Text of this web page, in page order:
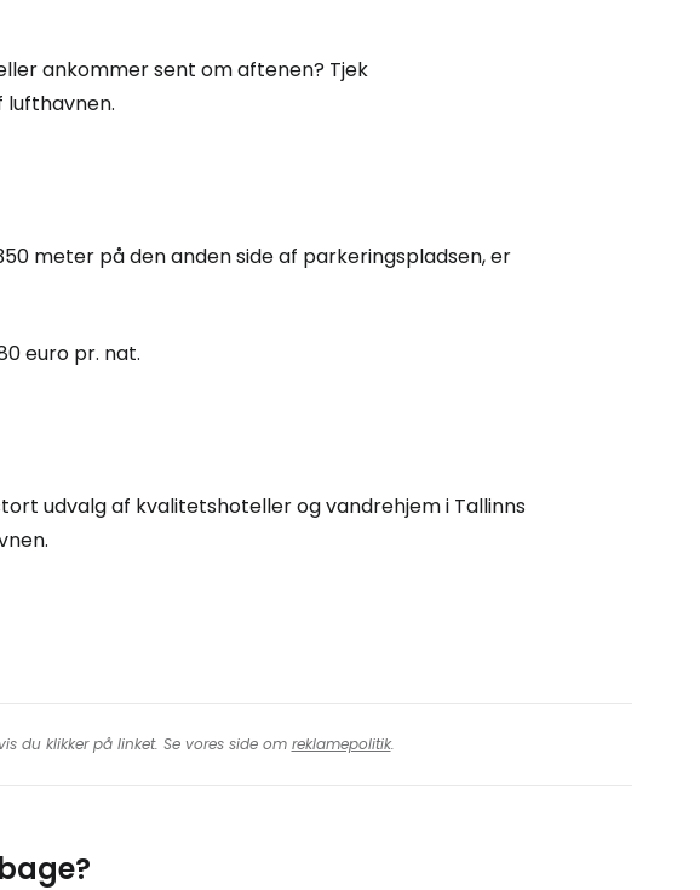
ankommer sent om aftenen? Tjek
meter på den anden side af parkeringspladsen, er
euro pr. nat.
udvalg af kvalitetshoteller og vandrehjem i Tallinns
du klikker på linket. Se vores side om reklamepolitik.
på Cestee